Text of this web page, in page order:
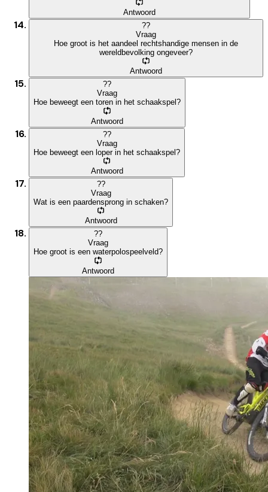
Antwoord
??
Vraag
Hoe groot is het aandeel rechtshandige mensen in de
wereldbevolking ongeveer?
Antwoord
??
Vraag
Hoe beweegt een toren in het schaakspel?
Antwoord
??
Vraag
Hoe beweegt een loper in het schaakspel?
Antwoord
??
Vraag
Wat is een paardensprong in schaken?
Antwoord
??
Vraag
Hoe groot is een waterpolospeelveld?
Antwoord